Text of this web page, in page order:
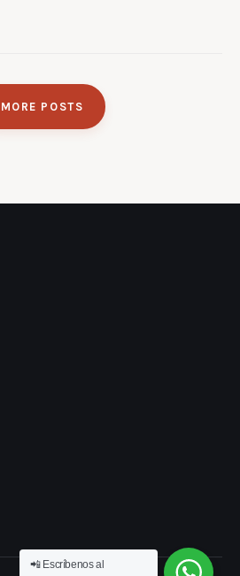
MORE POSTS
📲 Escríbenos al